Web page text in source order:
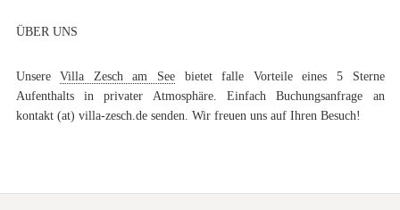
ÜBER UNS
UnsereVilla Zesch am Seebietet falle Vorteile eines 5 Sterne
Aufenthalts in privater Atmosphäre. Einfach Buchungsanfrage an
kontakt (at) villa-zesch.de senden. Wir freuen uns auf Ihren Besuch!